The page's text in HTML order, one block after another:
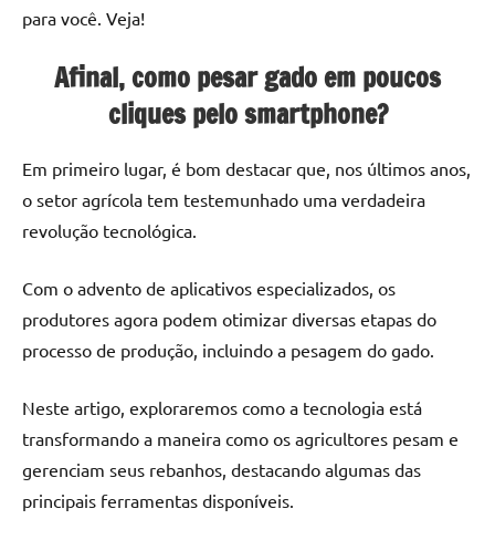
para você. Veja!
Afinal, como pesar gado em poucos
cliques pelo smartphone?
Em primeiro lugar, é bom destacar que, nos últimos anos,
o setor agrícola tem testemunhado uma verdadeira
revolução tecnológica.
Com o advento de aplicativos especializados, os
produtores agora podem otimizar diversas etapas do
processo de produção, incluindo a pesagem do gado.
Neste artigo, exploraremos como a tecnologia está
transformando a maneira como os agricultores pesam e
gerenciam seus rebanhos, destacando algumas das
principais ferramentas disponíveis.